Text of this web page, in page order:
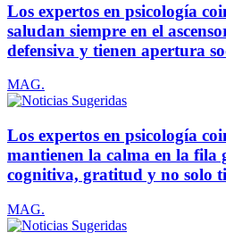
Los expertos en psicología
saludan siempre en el
defensiva y tienen apertura
MAG.
Los expertos en psicología
mantienen la calma en la fila
cognitiva, gratitud y no solo
MAG.